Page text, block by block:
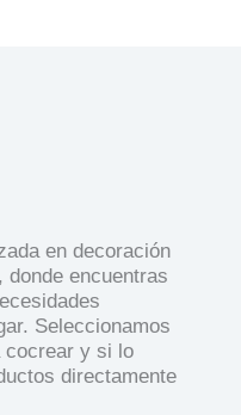
en decoración
encuentras
Seleccionamos
cocrear y si lo
directamente